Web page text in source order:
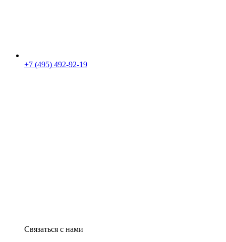
+7 (495) 492-92-19
Связаться с нами